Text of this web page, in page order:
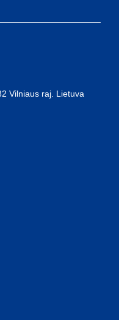
Vilniaus raj. Lietuva